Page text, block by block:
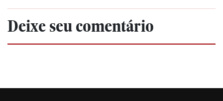
Deixe seu comentário